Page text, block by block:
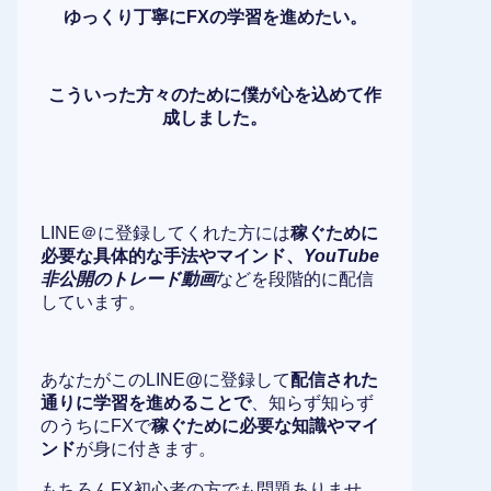
ゆっくり丁寧にFXの学習を進めたい。
こういった方々のために僕が心を込めて作
成しました。
LINE＠に登録してくれた方には稼ぐために
必要な具体的な手法やマインド、 YouTube
非公開のトレード動画などを段階的に配信
しています。
あなたがこのLINE@に登録して配信された
通りに学習を進めることで、知らず知らず
のうちにFXで稼ぐために必要な知識やマイ
ンドが身に付きます。